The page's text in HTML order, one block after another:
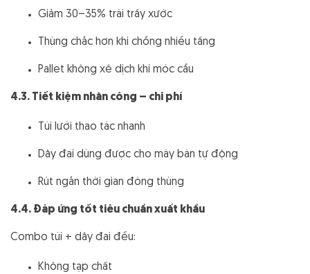
Giảm 30–35% trái trầy xước
Thùng chắc hơn khi chồng nhiều tầng
Pallet không xê dịch khi móc cẩu
4.3. Tiết kiệm nhân công – chi phí
Túi lưới thao tác nhanh
Dây đai dùng được cho máy bán tự động
Rút ngắn thời gian đóng thùng
4.4. Đáp ứng tốt tiêu chuẩn xuất khẩu
Combo túi + dây đai đều:
Không tạp chất